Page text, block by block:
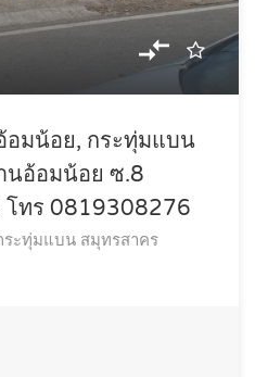
อมน้อย, กระทุ่มแบน
นอ้อมน้อย ซ.8
ทร 0819308276
ระทุ่มแบน สมุทรสาคร